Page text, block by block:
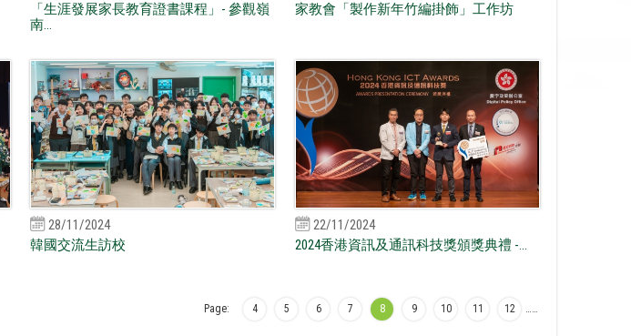
「生涯發展家長教育證書課程」- 參觀嶺
南...
家教會「製作新年竹編掛飾」工作坊
28/11/2024
韓國交流生訪校
22/11/2024
2024香港資訊及通訊科技獎頒獎典禮 -...
Page: 4 5 6 7 8 9 10 11 12